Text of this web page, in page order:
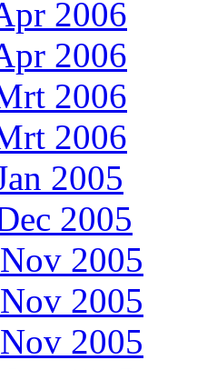
2006
2006
2006
2006
2005
2005
2005
2005
2005